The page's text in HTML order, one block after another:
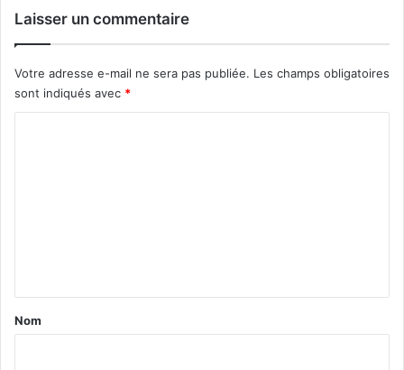
Laisser un commentaire
Votre adresse e-mail ne sera pas publiée. Les champs obligatoires
sont indiqués avec *
a
Nom